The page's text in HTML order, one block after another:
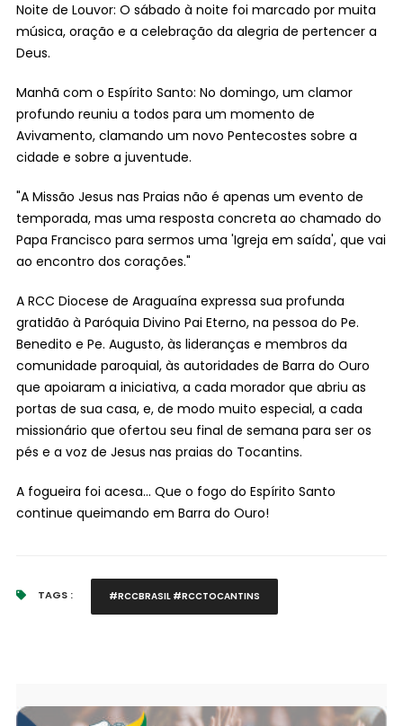
Noite de Louvor: O sábado à noite foi marcado por muita
música, oração e a celebração da alegria de pertencer a
Deus.
Manhã com o Espírito Santo: No domingo, um clamor
profundo reuniu a todos para um momento de
Avivamento, clamando um novo Pentecostes sobre a
cidade e sobre a juventude.
"A Missão Jesus nas Praias não é apenas um evento de
temporada, mas uma resposta concreta ao chamado do
Papa Francisco para sermos uma 'Igreja em saída', que vai
ao encontro dos corações."
A RCC Diocese de Araguaína expressa sua profunda
gratidão à Paróquia Divino Pai Eterno, na pessoa do Pe.
Benedito e Pe. Augusto, às lideranças e membros da
comunidade paroquial, às autoridades de Barra do Ouro
que apoiaram a iniciativa, a cada morador que abriu as
portas de sua casa, e, de modo muito especial, a cada
missionário que ofertou seu final de semana para ser os
pés e a voz de Jesus nas praias do Tocantins.
A fogueira foi acesa... Que o fogo do Espírito Santo
continue queimando em Barra do Ouro!
TAGS : #RCCBRASIL #RCCTOCANTINS